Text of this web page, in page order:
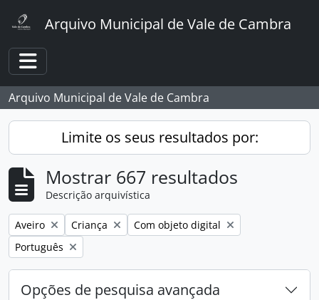
Arquivo Municipal de Vale de Cambra
Toggle navigation
Arquivo Municipal de Vale de Cambra
Limite os seus resultados por:
Mostrar 667 resultados
Descrição arquivística
Remover filtro:
Aveiro Remover filtro:
Criança Remover filtro:
Com objeto digital
Remover filtro:
Português
Opções de pesquisa avançada